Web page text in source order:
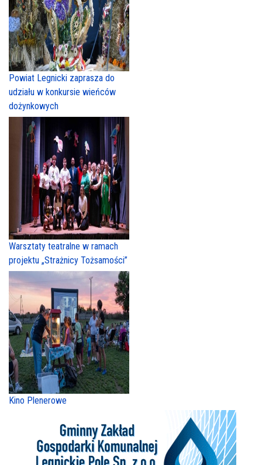
Powiat Legnicki zaprasza do
udziału w konkursie wieńców
dożynkowych
Warsztaty teatralne w ramach
projektu „Strażnicy Tożsamości”
Kino Plenerowe